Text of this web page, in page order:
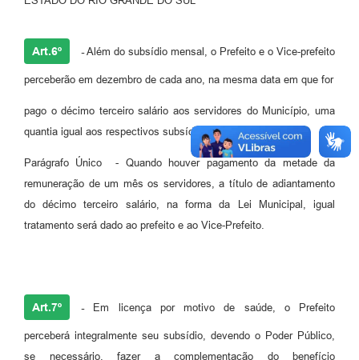
Art.6º -Além do subsídio mensal, o Prefeito e o Vice-prefeito
perceberão em dezembro de cada ano, na mesma data em que for
pago o décimo terceiro salário aos servidores do Município, uma
quantia igual aos respectivos subsídios vigente naquele mês.
Parágrafo Único - Quando houver pagamento da metade da
remuneração de um mês os servidores, a título de adiantamento
do décimo terceiro salário, na forma da Lei Municipal, igual
tratamento será dado ao prefeito e ao Vice-Prefeito.
Art.7º -Em licença por motivo de saúde, o Prefeito
perceberá integralmente seu subsídio, devendo o Poder Público,
se necessário, fazer a complementação do benefício